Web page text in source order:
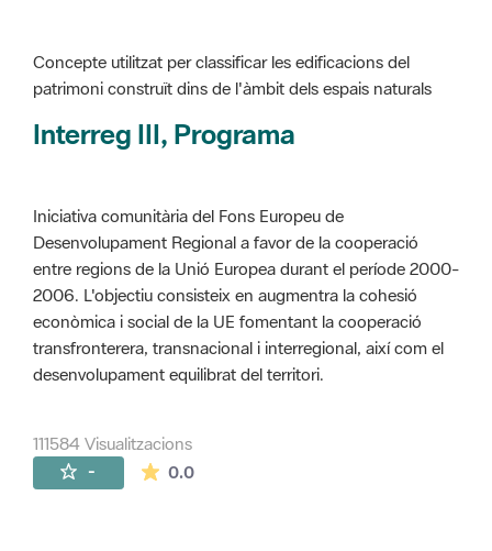
Concepte utilitzat per classificar les edificacions del
patrimoni construït dins de l'àmbit dels espais naturals
Interreg III, Programa
Iniciativa comunitària del Fons Europeu de
Desenvolupament Regional a favor de la cooperació
entre regions de la Unió Europea durant el període 2000-
2006. L'objectiu consisteix en augmentra la cohesió
econòmica i social de la UE fomentant la cooperació
transfronterera, transnacional i interregional, així com el
desenvolupament equilibrat del territori.
111584 Visualitzacions
- 0.0La mitjana de les valoracions és de 0